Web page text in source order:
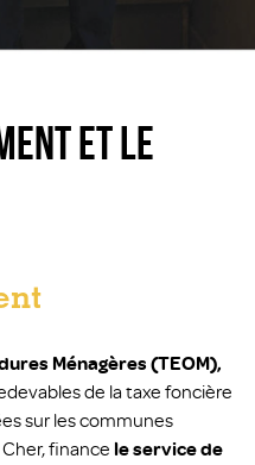
ET LE
Ménagères (TEOM),
de la taxe foncière
sur les communes
finance le service de